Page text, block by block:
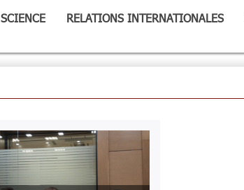
SCIENCE RELATIONS INTERNATIONALES